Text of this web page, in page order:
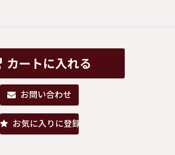
カートに入れる
お問い合わせ
お気に入りに登録